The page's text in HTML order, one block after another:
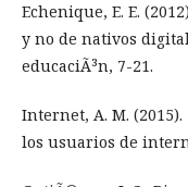
Echenique, E. E.
y no de nativos
educaciÃ³n, 7-21.
Internet, A. M.
los usuarios de